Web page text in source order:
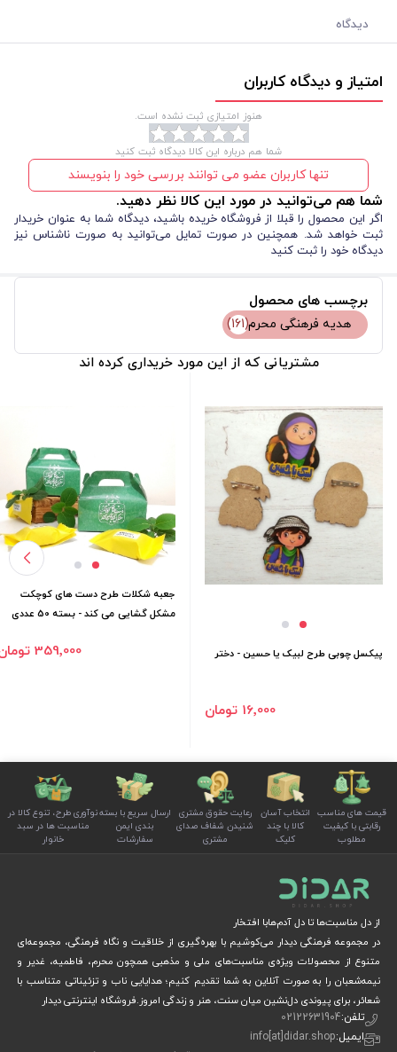
دیدگاه
امتیاز و دیدگاه کاربران
هنوز امتیازی ثبت نشده است.
شما هم درباره این کالا دیدگاه ثبت کنید
تنها کاربران عضو می توانند بررسی خود را بنویسند
شما هم می‌توانید در مورد این کالا نظر دهید.
اگر این محصول را قبلا از فروشگاه خریده باشید، دیدگاه شما به عنوان خریدار
ثبت خواهد شد. همچنین در صورت تمایل می‌توانید به صورت ناشناس نیز
دیدگاه خود را ثبت کنید
برچسب های محصول
هدیه فرهنگی محرم(161)
مشتریانی که از این مورد خریداری کرده اند
پیکسل چوبی طرح لبیک یا حسین - دختر
16٬000 تومان
جعبه شکلات طرح دست های کوچکت
مشکل گشایی می کند - بسته 50 عددی
359٬000 تومان
قیمت های مناسب
رقابتی با کیفیت
مطلوب
انتخاب آسان
کالا با چند
کلیک
رعایت حقوق مشتری
شنیدن شفاف صدای
مشتری
ارسال سریع با بسته
بندی ایمن
سفارشات
نوآوری طرح، تنوع کالا در
مناسبت ها در سبد
خانوار
از دل مناسبت‌ها تا دل آدم‌هابا افتخار
در مجموعه فرهنگی دیدار می‌کوشیم با بهره‌گیری از خلاقیت و نگاه فرهنگی، مجموعه‌ای
متنوع از محصولات ویژه‌ی مناسبت‌های ملی و مذهبی همچون محرم، فاطمیه، غدیر و
نیمه‌شعبان را به صورت آنلاین به شما تقدیم کنیم؛ هدایایی ناب و تزئیناتی متناسب با
شعائر، برای پیوندی دل‌نشین میان سنت، هنر و زندگی امروز.فروشگاه اینترنتی دیدار
تلفن:02122631904
ایمیل:info[at]didar.shop